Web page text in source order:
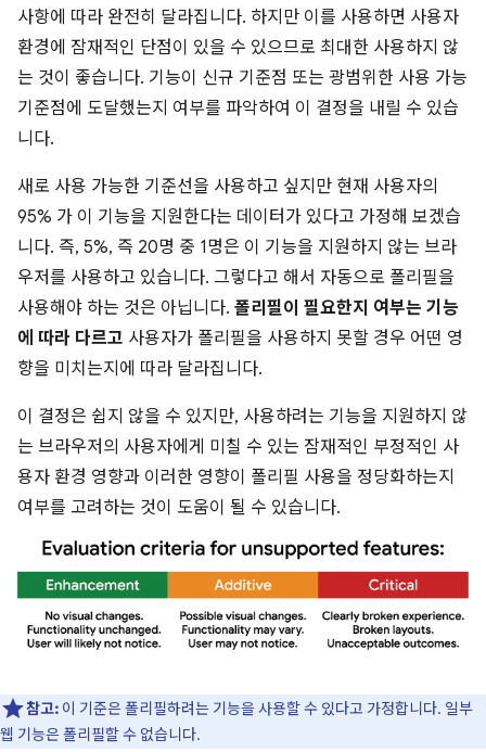
사항에 따라 완전히 달라집니다. 하지만 이를 사용하면 사용자
환경에 잠재적인 단점이 있을 수 있으므로 최대한 사용하지 않
는 것이 좋습니다. 기능이 신규 기준점 또는 광범위한 사용 가능
기준점에 도달했는지 여부를 파악하여 이 결정을 내릴 수 있습
니다.
새로 사용 가능한 기준선을 사용하고 싶지만 현재 사용자의
95% 가 이 기능을 지원한다는 데이터가 있다고 가정해 보겠습
니다. 즉, 5%, 즉 20명 중 1명은 이 기능을 지원하지 않는 브라
우저를 사용하고 있습니다. 그렇다고 해서 자동으로 폴리필을
사용해야 하는 것은 아닙니다. 폴리필이 필요한지 여부는 기능
에 따라 다르고 사용자가 폴리필을 사용하지 못할 경우 어떤 영
향을 미치는지에 따라 달라집니다.
이 결정은 쉽지 않을 수 있지만, 사용하려는 기능을 지원하지 않
는 브라우저의 사용자에게 미칠 수 있는 잠재적인 부정적인 사
용자 환경 영향과 이러한 영향이 폴리필 사용을 정당화하는지
여부를 고려하는 것이 도움이 될 수 있습니다.
참고: 이 기준은 폴리필하려는 기능을 사용할 수 있다고 가정합니다. 일부
웹 기능은 폴리필할 수 없습니다.